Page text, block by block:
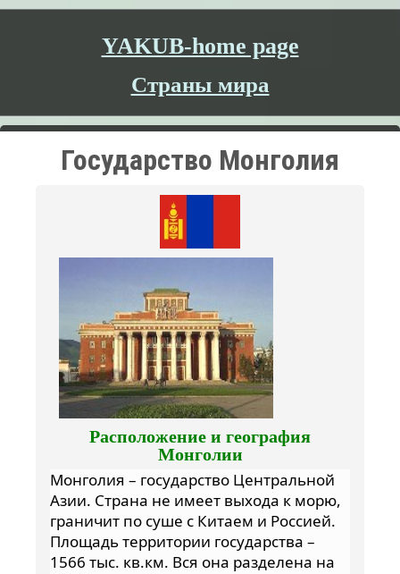
YAKUB-home page
Страны мира
Государство Монголия
Расположение и география
Монголии
Монголия – государство Центральной
Азии. Страна не имеет выхода к морю,
граничит по суше с Китаем и Россией.
Площадь территории государства –
1566 тыс. кв.км. Вся она разделена на